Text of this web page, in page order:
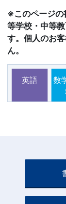
書
か
ら、
学
※このページの
等学校・中等
す。個人のお
ん。
英語
数